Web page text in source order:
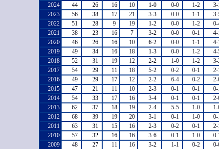
2024
44 26 16 10 1-0 0-0 1-2
3-
2023
56 38 17 21 3-3 0-0 1-1
3-
2022
51 28 9 19 1-2 0-0 1-2
0-
2021
38 23 16 7 3-2 0-0 0-1
4-
2020
46 26 16 10 6-2 0-0 1-1
4-
2019
49 34 16 18 1-3 0-0 1-2
4-
2018
52 31 19 12 2-2 1-0 1-2
3-
2017
54 29 11 18 5-2 0-2 0-1
2-
2016
49 29 17 12 2-2 6-4 0-2
2-
2015
47 21 11 10 2-3 0-1 0-1
0-
2014
54 33 17 16 3-4 0-1 0-1
2-
2013
62 37 18 19 2-4 5-5 1-0
2012
68 39 19 20 3-1 0-1 1-0
0-
2011
63 31 15 16 2-3 0-2 0-1
2-
2010
57 32 16 16 3-6 0-1 1-0
0-
2009
48 27 11 16 3-2 1-1 0-2
0-